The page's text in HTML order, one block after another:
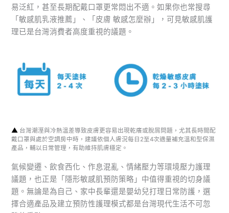
易泛紅，甚至長期配戴口罩更常悶出不適。如果你也常搜尋
「敏感肌乳液推薦」、「皮膚 敏感怎麼辦」，可見敏感肌護
理已是台灣消費者高度重視的議題。
▲ 台灣潮溼與冷熱溫差導致皮膚更容易出現乾癢或脫屑問題，尤其長時間配
戴口罩與處於空調房中時，建議依個人膚況每日2至4次適量補充溫和型保濕
產品，輔以日常管理，有助維持肌膚穩定。
氣候變遷、飲食西化、作息混亂、情緒壓力等環境壓力護理
議題，也正是「隱形敏感肌預防策略」中值得重視的切身議
題。無論是為自己、家中長輩還是嬰幼兒打理日常防護，選
擇合適產品及建立預防性護理模式都是台灣現代生活不可忽